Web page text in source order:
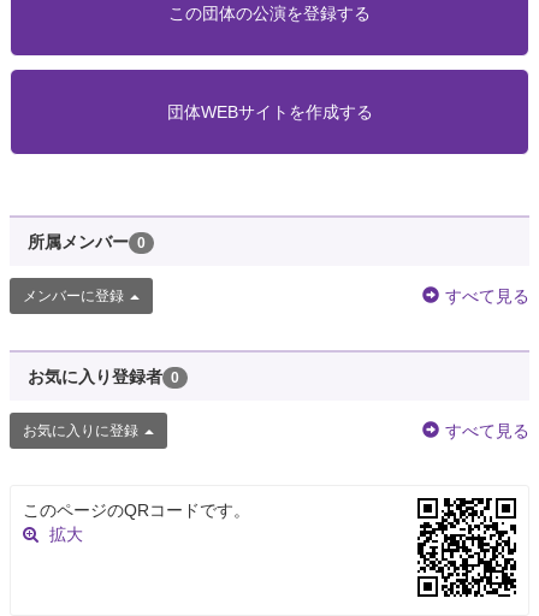
この団体の公演を登録する
団体WEBサイトを作成する
所属メンバー 0
メンバーに登録 すべて見る
お気に入り登録者 0
お気に入りに登録 すべて見る
このページのQRコードです。
拡大